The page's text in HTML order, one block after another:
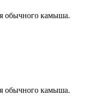
обычного камыша.
обычного камыша.